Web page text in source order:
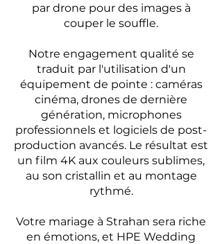
par drone pour des images à
couper le souffle.
Notre engagement qualité se
traduit par l'utilisation d'un
équipement de pointe : caméras
cinéma, drones de dernière
génération, microphones
professionnels et logiciels de post-
production avancés. Le résultat est
un film 4K aux couleurs sublimes,
au son cristallin et au montage
rythmé.
Votre mariage à Strahan sera riche
en émotions, et HPE Wedding